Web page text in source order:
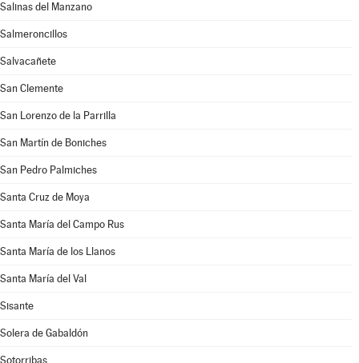
Salinas del Manzano
Salmeroncillos
Salvacañete
San Clemente
San Lorenzo de la Parrilla
San Martín de Boniches
San Pedro Palmiches
Santa Cruz de Moya
Santa María del Campo Rus
Santa María de los Llanos
Santa María del Val
Sisante
Solera de Gabaldón
Sotorribas